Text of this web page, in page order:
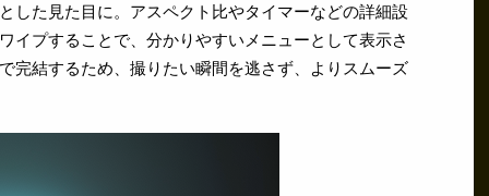
した見た目に。アスペクト比やタイマーなどの詳細設
イプすることで、分かりやすいメニューとして表示さ
完結するため、撮りたい瞬間を逃さず、よりスムーズ